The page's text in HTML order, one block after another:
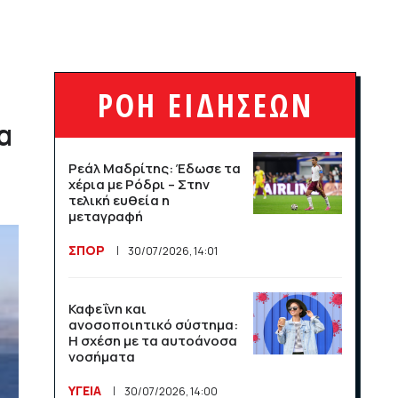
ΣΠΟΡ 16/07/2026, 11:06
Μαχητικά F-35
Νορβηγίας στο Όσλο
ΣΠΟΡ 14/07/2026, 13:36
Βραχνάδα στη φωνή: Πότε
ΥΓΕΙΑ 14/07/2026, 13:35
Λογαριασμός ευθύνης για
ΡΟΗ ΕΙΔΗΣΕΩΝ
Ρεάλ Μαδρίτης: Έδωσε τα
χέρια με Ρόδρι – Στην
τελική ευθεία η
μεταγραφή
ΣΠΟΡ 30/07/2026, 14:01
Καφεΐνη και
ανοσοποιητικό σύστημα:
Η σχέση με τα αυτοάνοσα
νοσήματα
ΥΓΕΙΑ 30/07/2026, 14:00